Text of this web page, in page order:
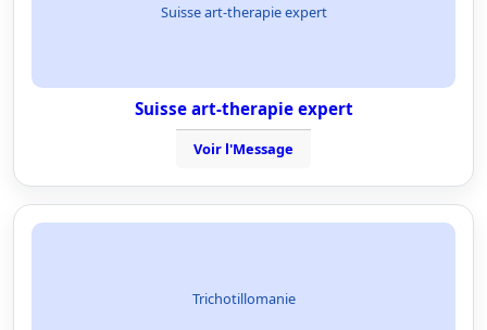
Suisse art-therapie expert
Suisse art-therapie expert
Voir l'Message
Trichotillomanie